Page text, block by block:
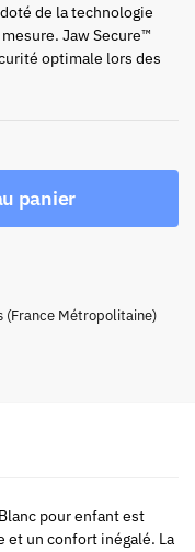
de la technologie
Jaw Secure™
optimale lors des
panier
(France Métropolitaine)
pour enfant est
un confort inégalé. La